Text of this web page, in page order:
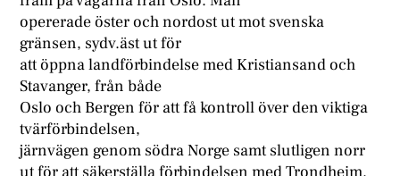
opererade öster och nordost ut mot svenska
gränsen, sydv.äst ut för
att öppna landförbindelse med Kristiansand och
Stavanger, från både
Oslo och Bergen för att få kontroll över den viktiga
tvärförbindelsen,
järnvägen genom södra Norge samt slutligen norr